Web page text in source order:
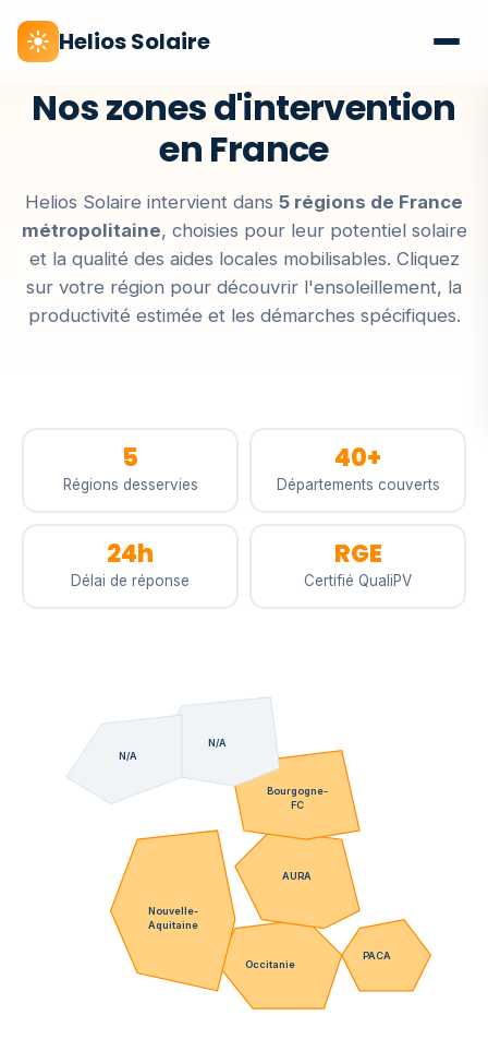
Helios Solaire
Nos zones d'intervention
en France
Helios Solaire intervient dans 5 régions de France
métropolitaine, choisies pour leur potentiel solaire
et la qualité des aides locales mobilisables. Cliquez
sur votre région pour découvrir l'ensoleillement, la
productivité estimée et les démarches spécifiques.
5
Régions desservies
40+
Départements couverts
24h
Délai de réponse
RGE
Certifié QualiPV
PACA
Occitanie
Nouvelle-
Aquitaine
AURA
Bourgogne-
FC
N/A
N/A